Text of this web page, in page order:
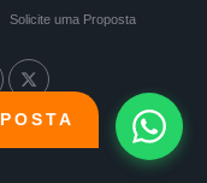
Solicite uma Proposta